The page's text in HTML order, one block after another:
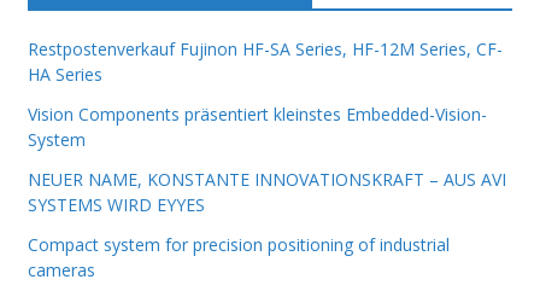
Restpostenverkauf Fujinon HF-SA Series, HF-12M Series, CF-
HA Series
Vision Components präsentiert kleinstes Embedded-Vision-
System
NEUER NAME, KONSTANTE INNOVATIONSKRAFT – AUS AVI
SYSTEMS WIRD EYYES
Compact system for precision positioning of industrial
cameras